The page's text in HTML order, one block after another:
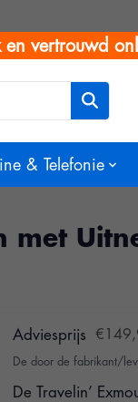
vertrouwd
& Telefonie
met
Adviesprijs
De door de fabrikant/
De Travelin’